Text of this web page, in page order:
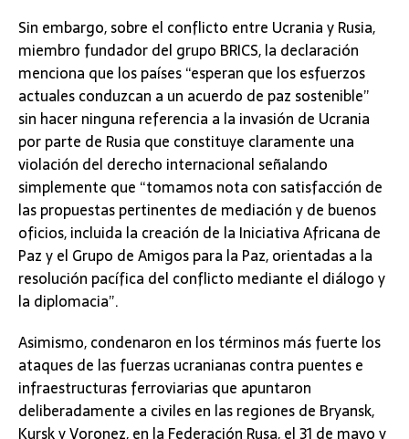
Sin embargo, sobre el conflicto entre Ucrania y Rusia,
miembro fundador del grupo BRICS, la declaración
menciona que los países “esperan que los esfuerzos
actuales conduzcan a un acuerdo de paz sostenible”
sin hacer ninguna referencia a la invasión de Ucrania
por parte de Rusia que constituye claramente una
violación del derecho internacional señalando
simplemente que “tomamos nota con satisfacción de
las propuestas pertinentes de mediación y de buenos
oficios, incluida la creación de la Iniciativa Africana de
Paz y el Grupo de Amigos para la Paz, orientadas a la
resolución pacífica del conflicto mediante el diálogo y
la diplomacia”.
Asimismo, condenaron en los términos más fuerte los
ataques de las fuerzas ucranianas contra puentes e
infraestructuras ferroviarias que apuntaron
deliberadamente a civiles en las regiones de Bryansk,
Kursk y Voronez, en la Federación Rusa, el 31 de mayo y